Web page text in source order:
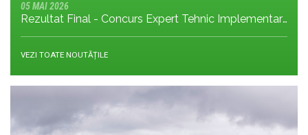
05 MAI 2026
Rezultat Final - Concurs Expert Tehnic Implementare 3 05.05.2026
VEZI TOATE NOUTĂȚILE